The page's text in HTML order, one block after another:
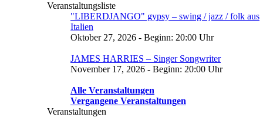
Veranstaltungsliste
"LIBERDJANGO" gypsy – swing / jazz / folk aus
Italien
Oktober 27, 2026 - Beginn: 20:00 Uhr
JAMES HARRIES – Singer Songwriter
November 17, 2026 - Beginn: 20:00 Uhr
Alle Veranstaltungen
Vergangene Veranstaltungen
Veranstaltungen